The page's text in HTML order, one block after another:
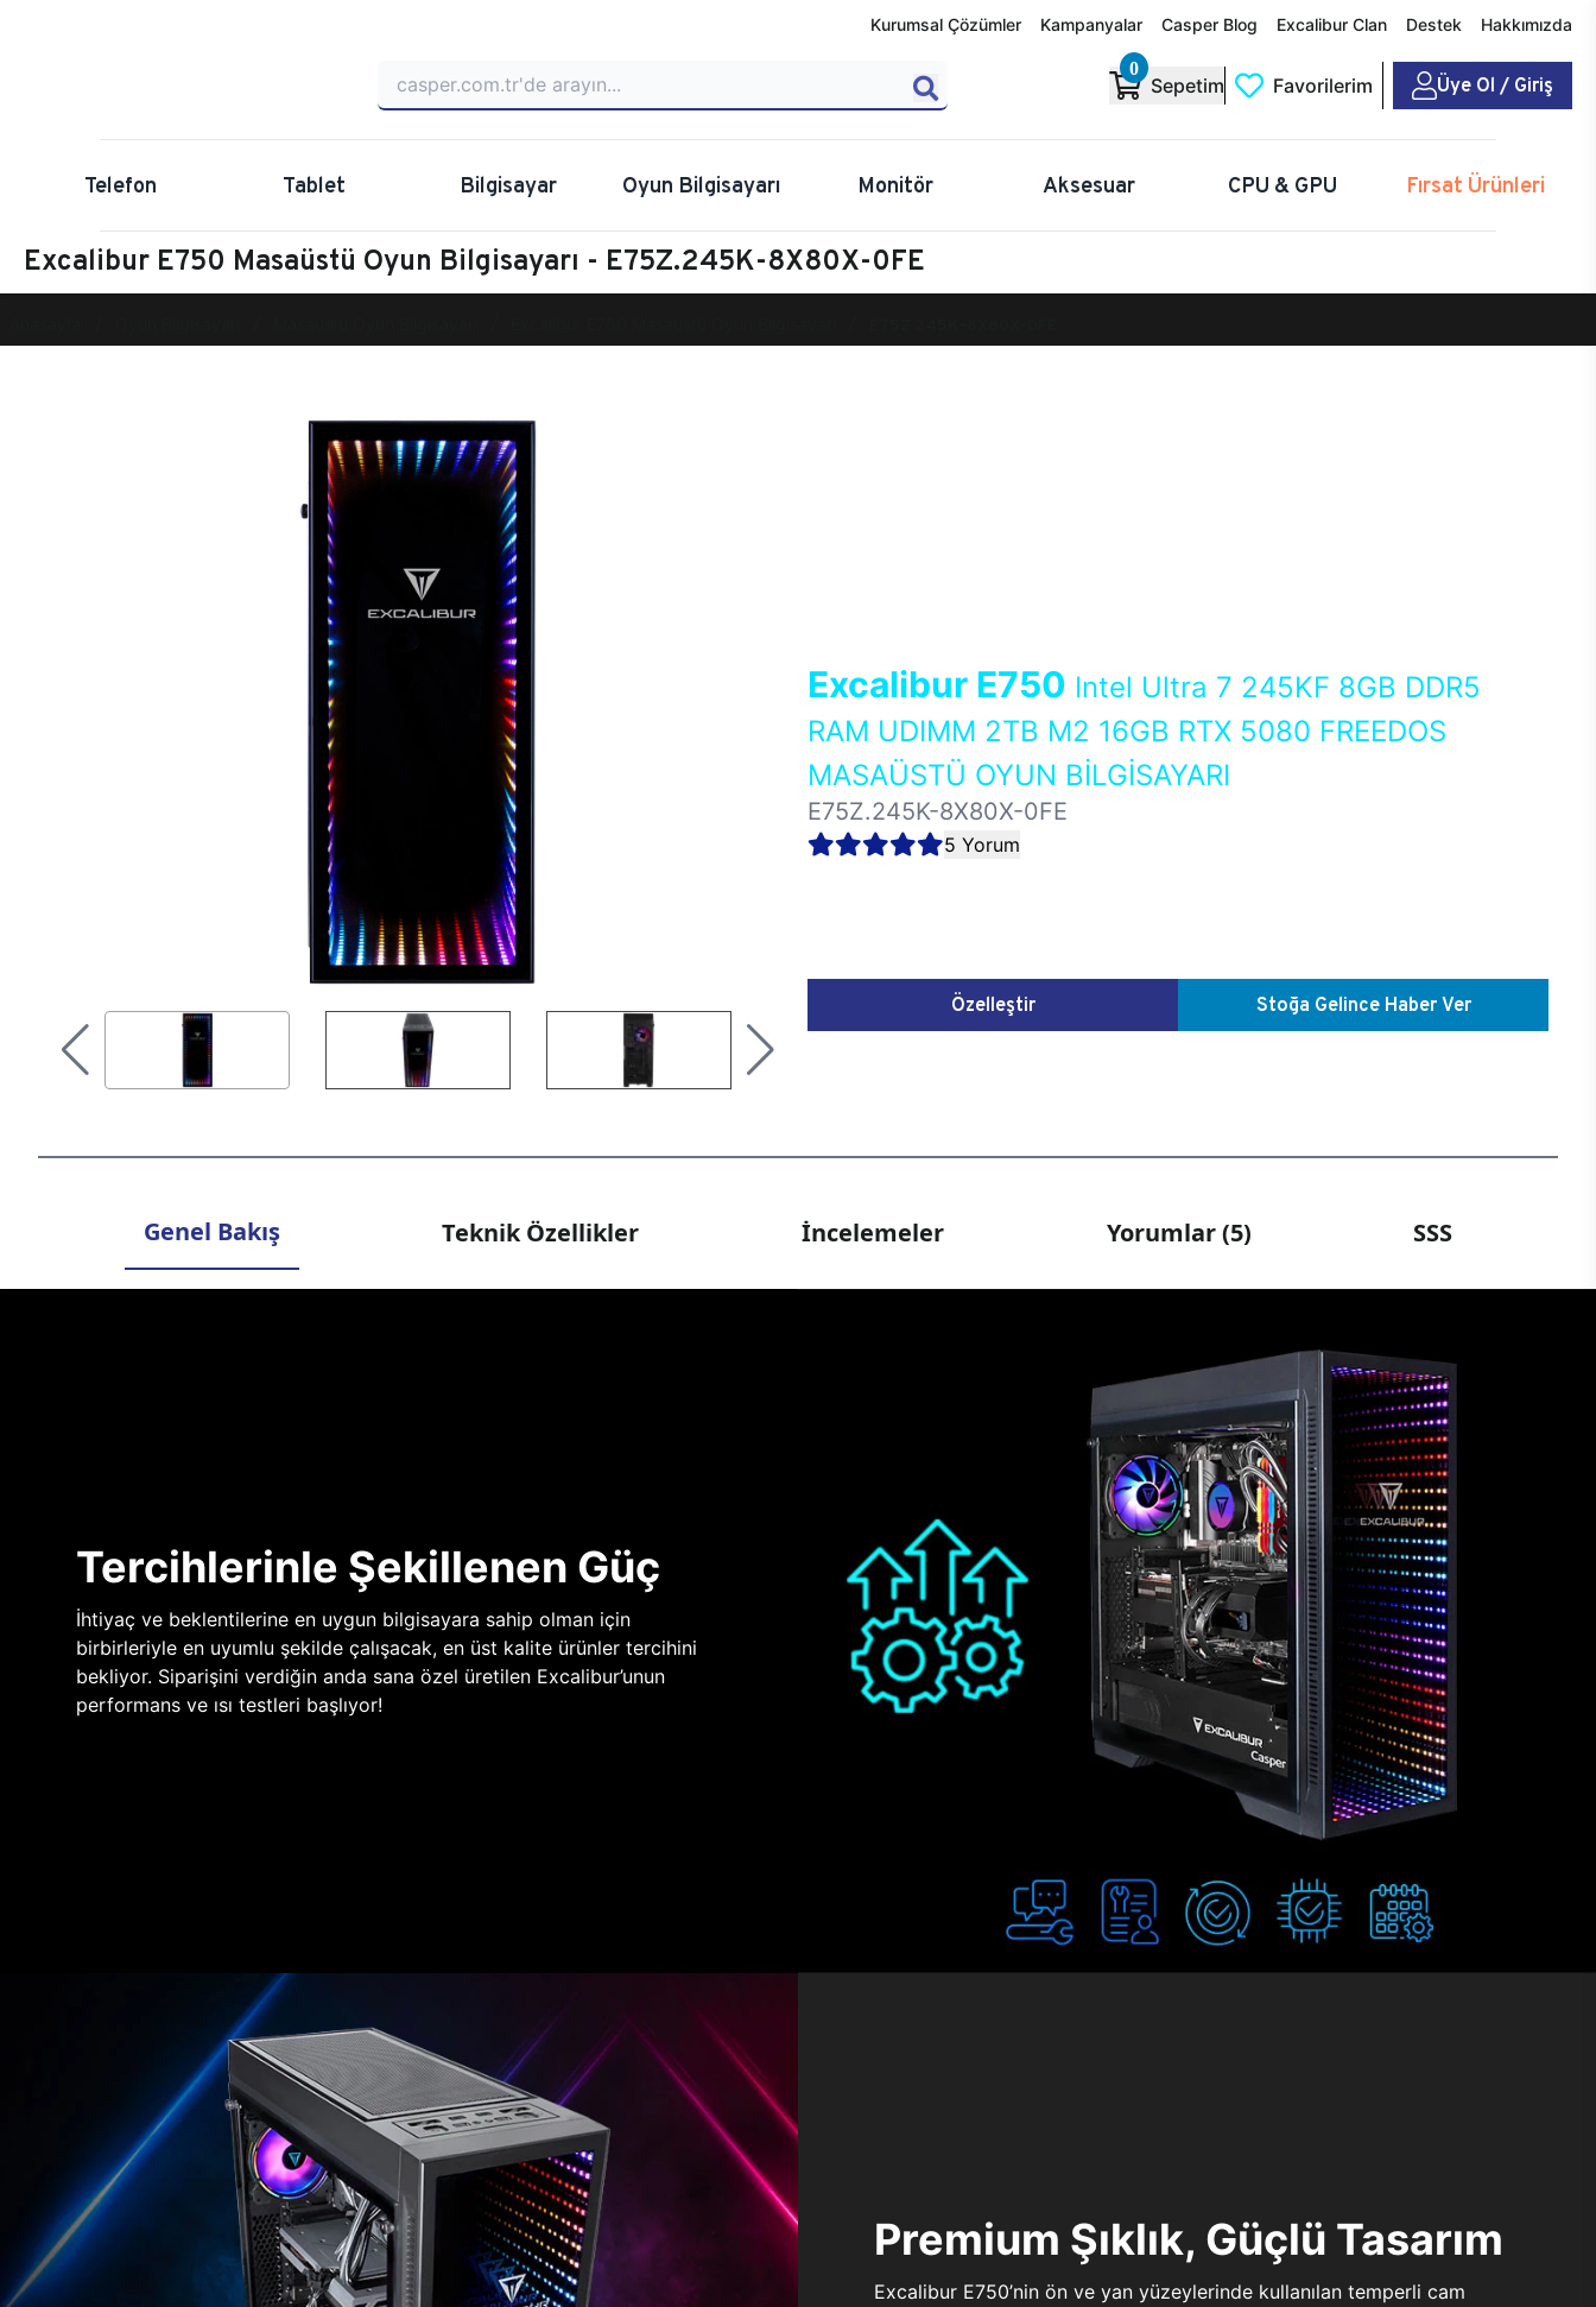
Kurumsal Çözümler Kampanyalar Casper Blog Excalibur Clan Destek Hakkımızda
0
Sepetim Favorilerim Üye Ol / Giriş
Telefon Tablet Bilgisayar Oyun Bilgisayarı Monitör Aksesuar CPU & GPU Fırsat Ürünleri
Excalibur E750 Masaüstü Oyun Bilgisayarı - E75Z.245K-8X80X-0FE
Excalibur E750 Intel Ultra 7 245KF 8GB DDR5
RAM UDIMM 2TB M2 16GB RTX 5080 FREEDOS
MASAÜSTÜ OYUN BİLGİSAYARI
E75Z.245K-8X80X-0FE
5 Yorum
Özelleştir Stoğa Gelince Haber Ver
Genel Bakış Teknik Özellikler İncelemeler Yorumlar (5) SSS
Tercihlerinle Şekillenen Güç
İhtiyaç ve beklentilerine en uygun bilgisayara sahip olman için
birbirleriyle en uyumlu şekilde çalışacak, en üst kalite ürünler tercihini
bekliyor. Siparişini verdiğin anda sana özel üretilen Excalibur’unun
performans ve ısı testleri başlıyor!
Premium Şıklık, Güçlü Tasarım
Excalibur E750’nin ön ve yan yüzeylerinde kullanılan temperli cam